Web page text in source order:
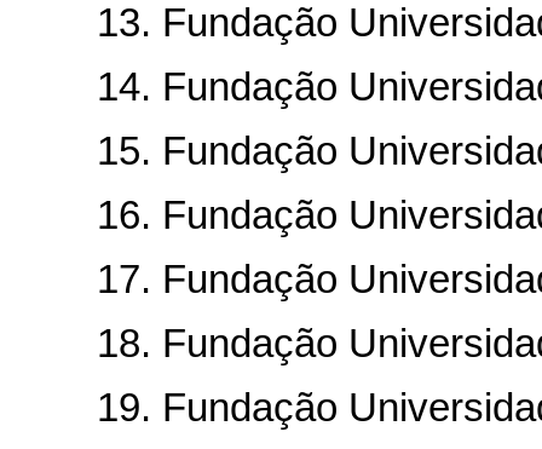
13. Fundação
14. Fundação
15. Fundação
16. Fundação
17. Fundação
18. Fundação
19. Fundação